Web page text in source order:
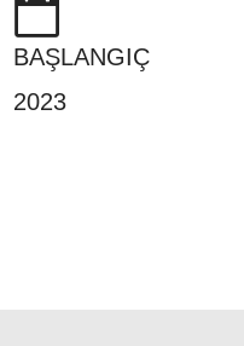
BAŞLANGIÇ
2023